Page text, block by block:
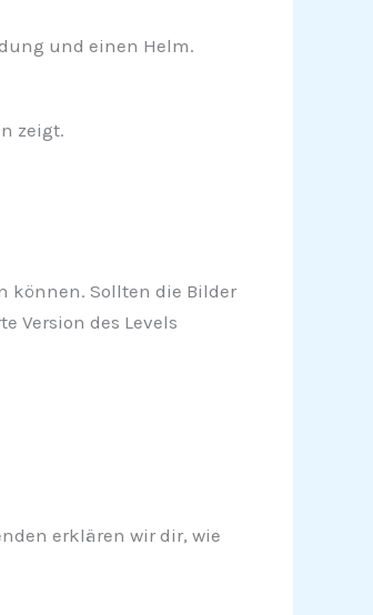
und einen Helm.
zeigt.
können. Sollten die Bilder
Version des Levels
erklären wir dir, wie